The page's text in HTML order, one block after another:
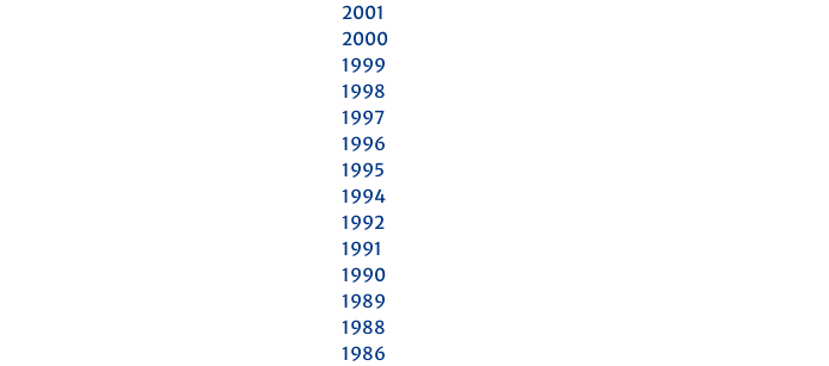
2001
2000
1999
1998
1997
1996
1995
1994
1992
1991
1990
1989
1988
1986